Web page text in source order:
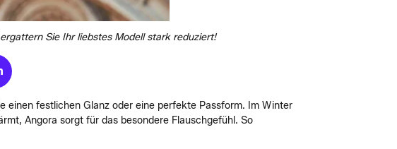
Sie Ihr liebstes Modell stark reduziert!
einen festlichen Glanz oder eine perfekte Passform. Im Winter
Angora sorgt für das besondere Flauschgefühl. So